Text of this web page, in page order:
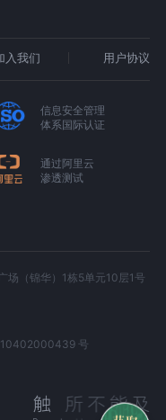
入我们 用户协议
信息安全管理
体系国际认证
通过阿里云
渗透测试
场（锦华）1栋5单元10层1号
号